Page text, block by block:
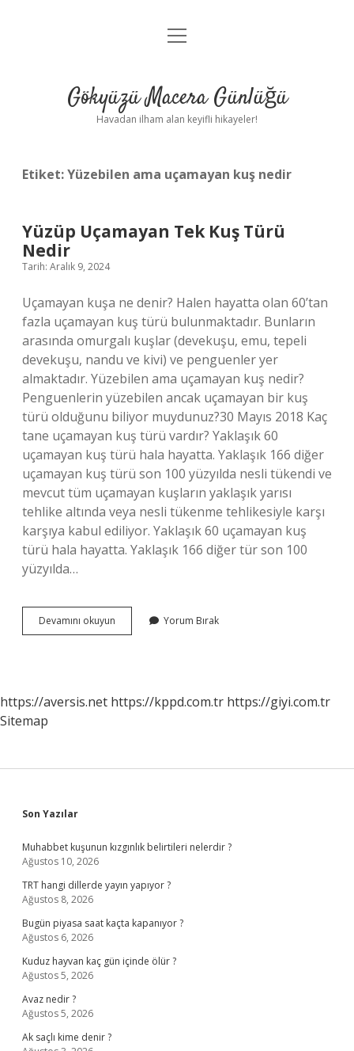
Anasayfa
Yasal Uyarı
menüyü
Gökyüzü Macera Günlüğü
Havadan ilham alan keyifli hikayeler!
Etiket:Yüzebilen ama uçamayan kuş nedir
Yüzüp Uçamayan Tek Kuş Türü
Nedir
Tarih: Aralık 9, 2024
Uçamayan kuşa ne denir? Halen hayatta olan 60’tan
fazla uçamayan kuş türü bulunmaktadır. Bunların
arasında omurgalı kuşlar (devekuşu, emu, tepeli
devekuşu, nandu ve kivi) ve penguenler yer
almaktadır. Yüzebilen ama uçamayan kuş nedir?
Penguenlerin yüzebilen ancak uçamayan bir kuş
türü olduğunu biliyor muydunuz?30 Mayıs 2018 Kaç
tane uçamayan kuş türü vardır? Yaklaşık 60
uçamayan kuş türü hala hayatta. Yaklaşık 166 diğer
uçamayan kuş türü son 100 yüzyılda nesli tükendi ve
mevcut tüm uçamayan kuşların yaklaşık yarısı
tehlike altında veya nesli tükenme tehlikesiyle karşı
karşıya kabul ediliyor. Yaklaşık 60 uçamayan kuş
türü hala hayatta. Yaklaşık 166 diğer tür son 100
yüzyılda…
Devamını okuyun
Uçamayan
Yorum Bırak
https://aversis.net https://kppd.com.tr https://giyi.com.tr
Sitemap
Sidebar
Son Yazılar
Muhabbet kuşunun kızgınlık belirtileri nelerdir ?
Ağustos 10, 2026
TRT hangi dillerde yayın yapıyor ?
Ağustos 8, 2026
Bugün piyasa saat kaçta kapanıyor ?
Ağustos 6, 2026
Kuduz hayvan kaç gün içinde ölür ?
Ağustos 5, 2026
Avaz nedir ?
Ağustos 5, 2026
Ak saçlı kime denir ?